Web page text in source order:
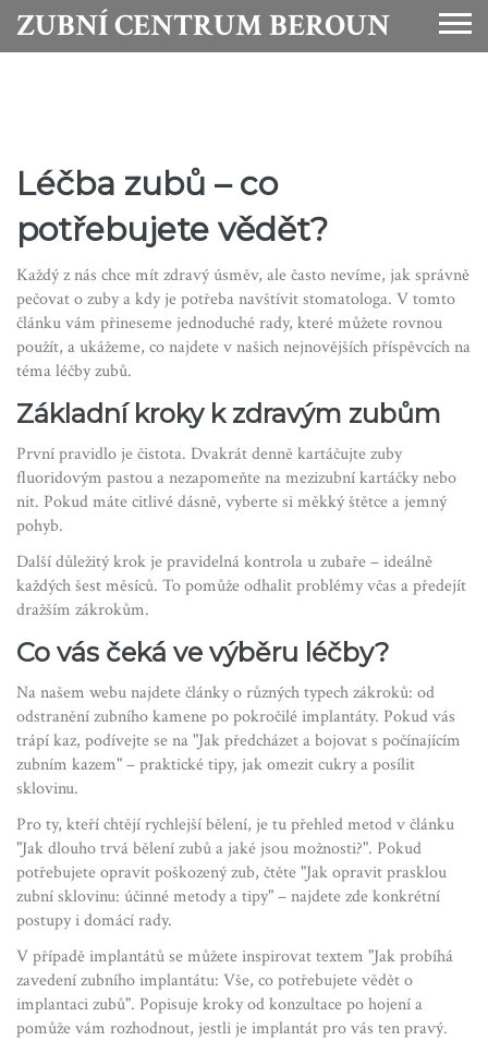
ZUBNÍ CENTRUM BEROUN
Léčba zubů – co
potřebujete vědět?
Každý z nás chce mít zdravý úsměv, ale často nevíme, jak správně
pečovat o zuby a kdy je potřeba navštívit stomatologa. V tomto
článku vám přineseme jednoduché rady, které můžete rovnou
použít, a ukážeme, co najdete v našich nejnovějších příspěvcích na
téma léčby zubů.
Základní kroky k zdravým zubům
První pravidlo je čistota. Dvakrát denně kartáčujte zuby
fluoridovým pastou a nezapomeňte na mezizubní kartáčky nebo
nit. Pokud máte citlivé dásně, vyberte si měkký štětce a jemný
pohyb.
Další důležitý krok je pravidelná kontrola u zubaře – ideálně
každých šest měsíců. To pomůže odhalit problémy včas a předejít
dražším zákrokům.
Co vás čeká ve výběru léčby?
Na našem webu najdete články o různých typech zákroků: od
odstranění zubního kamene po pokročilé implantáty. Pokud vás
trápí kaz, podívejte se na "Jak předcházet a bojovat s počínajícím
zubním kazem" – praktické tipy, jak omezit cukry a posílit
sklovinu.
Pro ty, kteří chtějí rychlejší bělení, je tu přehled metod v článku
"Jak dlouho trvá bělení zubů a jaké jsou možnosti?". Pokud
potřebujete opravit poškozený zub, čtěte "Jak opravit prasklou
zubní sklovinu: účinné metody a tipy" – najdete zde konkrétní
postupy i domácí rady.
V případě implantátů se můžete inspirovat textem "Jak probíhá
zavedení zubního implantátu: Vše, co potřebujete vědět o
implantaci zubů". Popisuje kroky od konzultace po hojení a
pomůže vám rozhodnout, jestli je implantát pro vás ten pravý.